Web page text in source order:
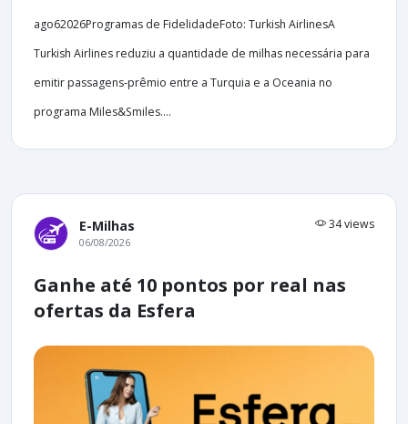
ago62026Programas de FidelidadeFoto: Turkish AirlinesA
Turkish Airlines reduziu a quantidade de milhas necessária para
emitir passagens-prêmio entre a Turquia e a Oceania no
programa Miles&Smiles....
E-Milhas 34 views
06/08/2026
Ganhe até 10 pontos por real nas
ofertas da Esfera